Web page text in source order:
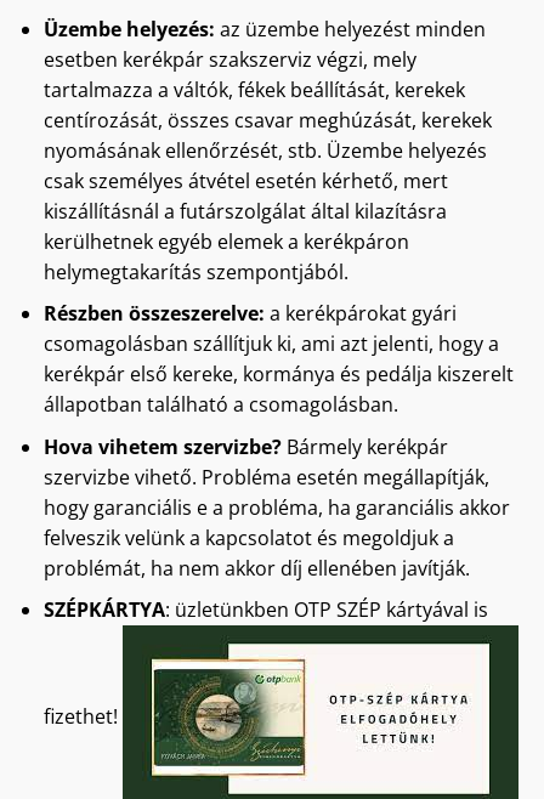
Üzembe helyezés: az üzembe helyezést minden
esetben kerékpár szakszerviz végzi, mely
tartalmazza a váltók, fékek beállítását, kerekek
centírozását, összes csavar meghúzását, kerekek
nyomásának ellenőrzését, stb. Üzembe helyezés
csak személyes átvétel esetén kérhető, mert
kiszállításnál a futárszolgálat által kilazításra
kerülhetnek egyéb elemek a kerékpáron
helymegtakarítás szempontjából.
Részben összeszerelve: a kerékpárokat gyári
csomagolásban szállítjuk ki, ami azt jelenti, hogy a
kerékpár első kereke, kormánya és pedálja kiszerelt
állapotban található a csomagolásban.
Hova vihetem szervizbe?Bármely kerékpár
szervizbe vihető. Probléma esetén megállapítják,
hogy garanciális e a probléma, ha garanciális akkor
felveszik velünk a kapcsolatot és megoldjuk a
problémát, ha nem akkor díj ellenében javítják.
SZÉPKÁRTYA: üzletünkben OTP SZÉP kártyával is
fizethet!